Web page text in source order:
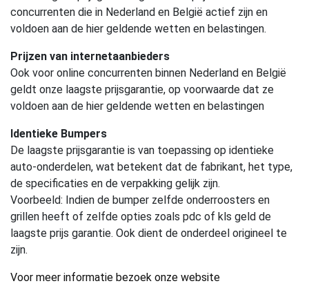
concurrenten die in Nederland en België actief zijn en
voldoen aan de hier geldende wetten en belastingen.
Prijzen van internetaanbieders
Ook voor online concurrenten binnen Nederland en België
geldt onze laagste prijsgarantie, op voorwaarde dat ze
voldoen aan de hier geldende wetten en belastingen
Identieke Bumpers
De laagste prijsgarantie is van toepassing op identieke
auto-onderdelen, wat betekent dat de fabrikant, het type,
de specificaties en de verpakking gelijk zijn.
Voorbeeld: Indien de bumper zelfde onderroosters en
grillen heeft of zelfde opties zoals pdc of kls geld de
laagste prijs garantie. Ook dient de onderdeel origineel te
zijn.
Voor meer informatie bezoek onze website